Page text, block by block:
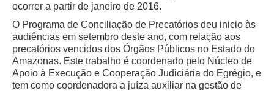
ocorrer a partir de janeiro de 2016.
O Programa de Conciliação de Precatórios deu inicio às
audiências em setembro deste ano, com relação aos
precatórios vencidos dos Órgãos Públicos no Estado do
Amazonas. Este trabalho é coordenado pelo Núcleo de
Apoio à Execução e Cooperação Judiciária do Egrégio, e
tem como coordenadora a juíza auxiliar na gestão de